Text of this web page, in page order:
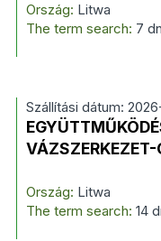
Ország: Litwa
The term search: 7
Szállítási dátum:
VÁZSZERKEZET-
Ország: Litwa
The term search: 14